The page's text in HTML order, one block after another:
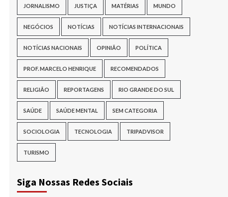
JORNALISMO JUSTIÇA MATÉRIAS MUNDO
NEGÓCIOS NOTÍCIAS NOTÍCIAS INTERNACIONAIS
NOTÍCIAS NACIONAIS OPINIÃO POLÍTICA
PROF. MARCELO HENRIQUE RECOMENDADOS
RELIGIÃO REPORTAGENS RIO GRANDE DO SUL
SAÚDE SAÚDE MENTAL SEM CATEGORIA
SOCIOLOGIA TECNOLOGIA TRIPADVISOR
TURISMO
Siga Nossas Redes Sociais